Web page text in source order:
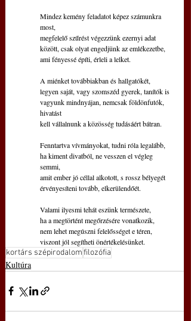
Mindez kemény feladatot képez számunkra
most,
megfelelő szűrést végezzünk ezernyi adat
között, csak olyat engedjünk az emlékezetbe,
ami fényessé építi, érleli a lelket.
A miénket továbbiakban és hallgatókét,
legyen saját, vagy szomszéd gyerek, tanítók is
vagyunk mindnyájan, nemcsak földönfutók,
hivatást
kell vállalnunk a közösség tudásáért bátran.
Fenntartva vívmányokat, tudni róla legalább,
ha kiment divatból, ne vesszen el végleg
semmi,
amit ember jó céllal alkotott, s rossz bélyegét
érvényesíteni tovább, elkerülendőét.
Valami ilyesmi tehát eszünk természete,
ha a megtörtént megőrzésére vonatkozik,
nem lehet megúszni felelősséget e téren,
viszont jól segítheti önértékelésünket.
kortárs szépirodalomfilozófia
Kultúra